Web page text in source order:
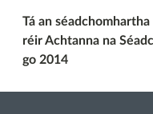
Tá an
réir Achtanna na
go 2014